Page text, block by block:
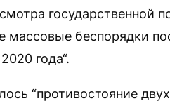
государственной
массовые беспорядки
года“.
“противостояние